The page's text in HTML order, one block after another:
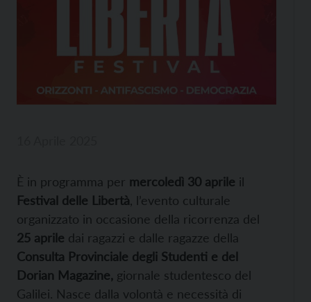
È in programma per mercoledì 30 aprile il
Festival delle Libertà , l’evento culturale
organizzato in occasione della ricorrenza del
25 aprile dai ragazzi e dalle ragazze della
Consulta Provinciale degli Studenti e del
Dorian Magazine, giornale studentesco del
Galilei. Nasce dalla volontà e necessità di